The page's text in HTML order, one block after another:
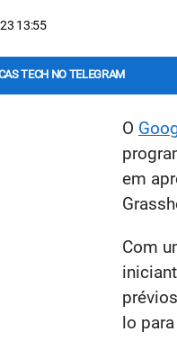
13:55
TECH NO TELEGRAM
O
em
Com
lo